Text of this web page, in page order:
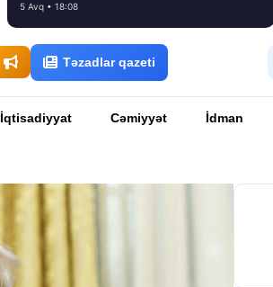
5 Avq • 18:08
Təzadlar qazeti
İqtisadiyyat Cəmiyyət İdman